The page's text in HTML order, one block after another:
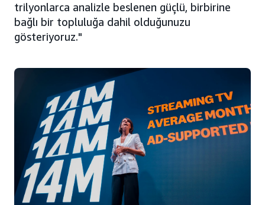
trilyonlarca analizle beslenen güçlü, birbirine
bağlı bir topluluğa dahil olduğunuzu
gösteriyoruz."